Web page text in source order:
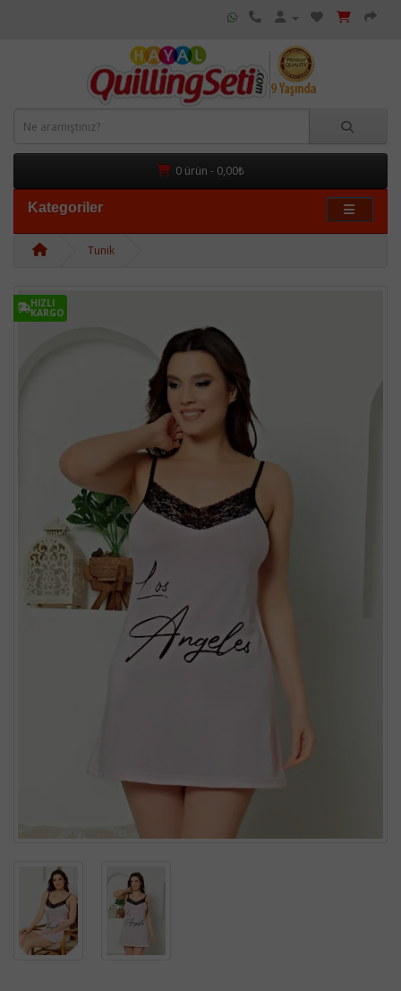
0 ürün - 0,00₺
Kategoriler
Tunik
HIZLI
KARGO